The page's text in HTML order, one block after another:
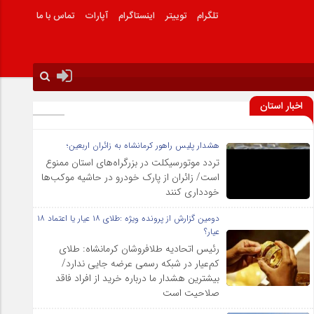
تلگرام توییتر اینستاگرام آپارات تماس با ما
اخبار استان
هشدار پلیس راهور کرمانشاه به زائران اربعین؛
تردد موتورسیکلت در بزرگراه‌های استان ممنوع
است/ زائران از پارک خودرو در حاشیه موکب‌ها
خودداری کنند
دومین گزارش از پرونده ویژه :طلای ۱۸ عیار یا اعتماد ۱۸
عیار؟
رئیس اتحادیه طلافروشان کرمانشاه: طلای
کم‌عیار در شبکه رسمی عرضه جایی ندارد/
بیشترین هشدار ما درباره خرید از افراد فاقد
صلاحیت است